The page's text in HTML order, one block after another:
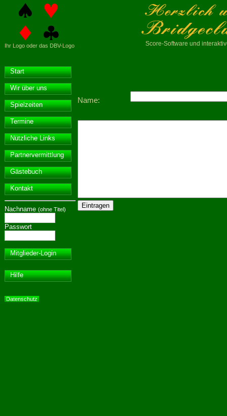
Ihr Logo oder das DBV-Logo Score-Software und
Start
Wir über uns
Spielzeiten
Termine
Nützliche Links
Partnervermittlung
Gästebuch
Kontakt
Nachname (ohne Titel)
Passwort
Mitglieder-Login
Hilfe
Datenschutz
Name: